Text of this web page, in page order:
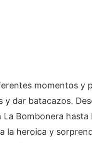
momentos y
y dar batacazos.
Bombonera
la heroica y